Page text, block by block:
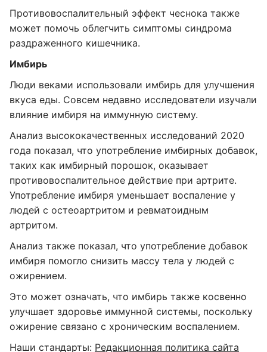
Противовоспалительный эффект чеснока также
может помочь облегчить симптомы синдрома
раздраженного кишечника.
Имбирь
Люди веками использовали имбирь для улучшения
вкуса еды. Совсем недавно исследователи изучали
влияние имбиря на иммунную систему.
Анализ высококачественных исследований 2020
года показал, что употребление имбирных добавок,
таких как имбирный порошок, оказывает
противовоспалительное действие при артрите.
Употребление имбиря уменьшает воспаление у
людей с остеоартритом и ревматоидным
артритом.
Анализ также показал, что употребление добавок
имбиря помогло снизить массу тела у людей с
ожирением.
Это может означать, что имбирь также косвенно
улучшает здоровье иммунной системы, поскольку
ожирение связано с хроническим воспалением.
Наши стандарты: Редакционная политика сайта